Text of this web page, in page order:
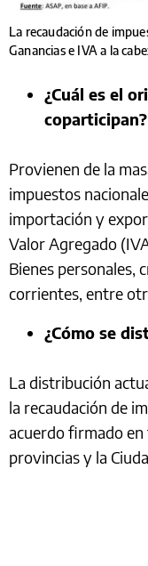
La recaudación de
Ganancias e IVA a la
¿Cuál es el
coparticipan?
Provienen de la
impuestos
importación y
Valor Agregado
Bienes personales,
corrientes, entre
¿Cómo se
La distribución
la recaudación de
acuerdo firmado
provincias y la